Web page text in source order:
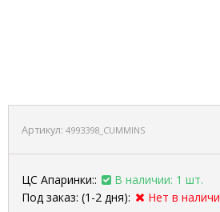
Артикул: 4993398_CUMMINS
ЦС Апаринки::
В наличии: 1 шт.
Под заказ: (1-2 дня):
Нет в